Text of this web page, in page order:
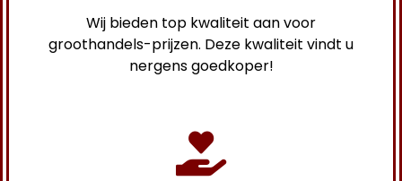
Wij bieden top kwaliteit aan voor
groothandels-prijzen. Deze kwaliteit vindt u
nergens goedkoper!